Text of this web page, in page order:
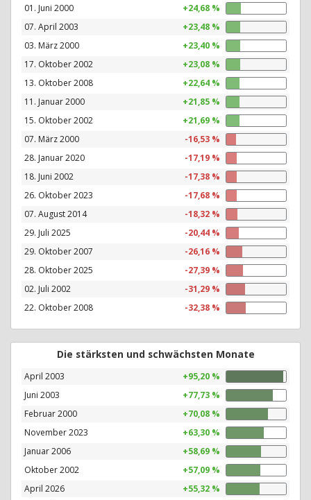
01. Juni 2000
+24,68 %
07. April 2003
+23,48 %
03. März 2000
+23,40 %
17. Oktober 2002
+23,08 %
13. Oktober 2008
+22,64 %
11. Januar 2000
+21,85 %
15. Oktober 2002
+21,69 %
07. März 2000
-16,53 %
28. Januar 2020
-17,19 %
18. Juni 2002
-17,38 %
26. Oktober 2023
-17,68 %
07. August 2014
-18,32 %
29. Juli 2025
-20,44 %
29. Oktober 2007
-26,16 %
28. Oktober 2025
-27,39 %
02. Juli 2002
-31,29 %
22. Oktober 2008
-32,38 %
Die stärksten und schwächsten Monate
April 2003
+95,20 %
Juni 2003
+77,73 %
Februar 2000
+70,08 %
November 2023
+63,30 %
Januar 2006
+58,69 %
Oktober 2002
+57,09 %
April 2026
+55,32 %